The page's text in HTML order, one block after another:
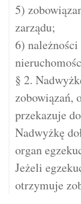
5)
zarządu;
6)
§ 2.
zobowiązań,
przekazuje
Nadwyżkę
organ
Jeżeli
otrzymuje